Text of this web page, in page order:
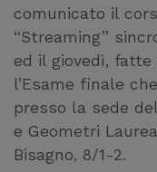
comunicato il
“Streaming”
ed il giovedì,
l’Esame finale
presso la sede
e Geometri
Bisagno, 8/1-2.